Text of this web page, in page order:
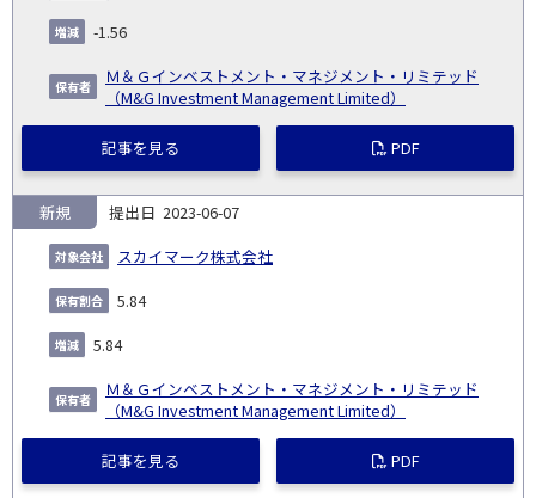
-1.56
Ｍ＆Ｇインベストメント・マネジメント・リミテッド
（M&G Investment Management Limited）
記事を見る PDF
2023-06-07
スカイマーク株式会社
新規
5.84
5.84
Ｍ＆Ｇインベストメント・マネジメント・リミテッド
（M&G Investment Management Limited）
記事を見る PDF